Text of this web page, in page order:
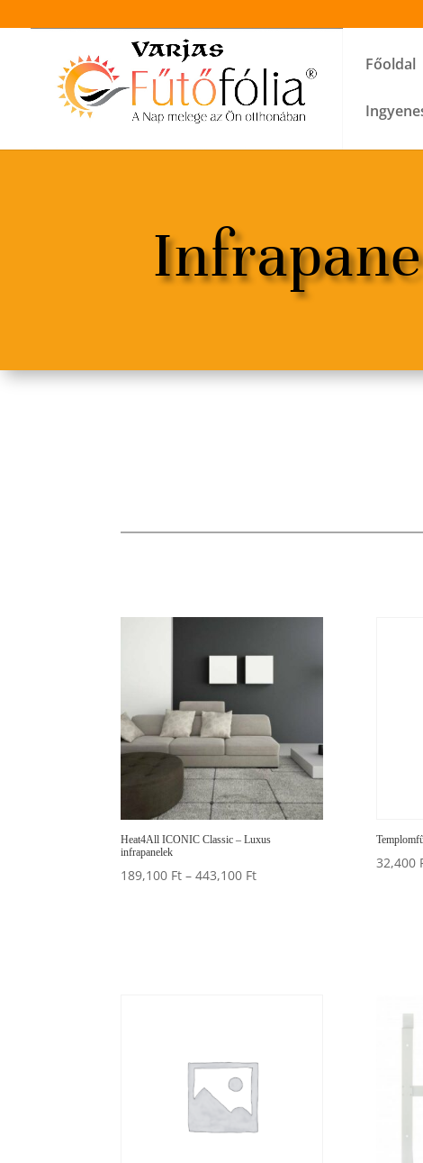
Főoldal
Heat4All ICONIC Classic – Luxus
infrapanelek
189,100 Ft –443,100 FtPreisspanne:
32,400